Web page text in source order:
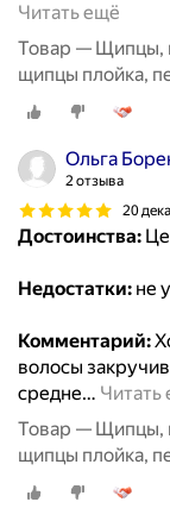
Читать ещё
Товар — Щипцы,
щипцы плойка,
работы,
Ольга
2 отзыва
20
Достоинства:
Недостатки: не
Комментарий:
волосы
средне… Читать
Товар — Щипцы,
щипцы плойка,
работы,